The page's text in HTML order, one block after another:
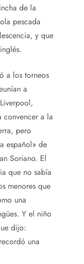
de la
pescada
y que
a los torneos
a
convencer a la
pero
español» de
Soriano. El
que no sabía
menores que
una
Y el niño
dijo:
una